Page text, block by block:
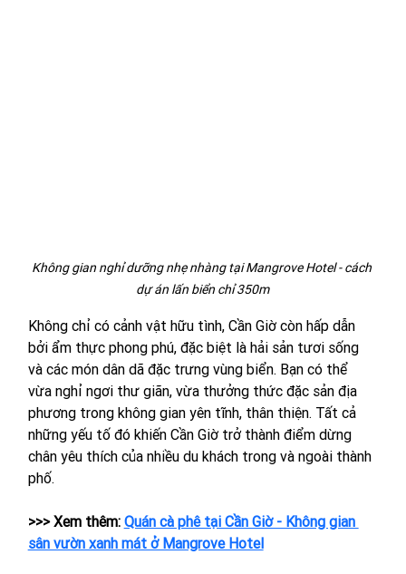
Không gian nghỉ dưỡng nhẹ nhàng tại Mangrove Hotel - cách
dự án lấn biển chỉ 350m
Không chỉ có cảnh vật hữu tình, Cần Giờ còn hấp dẫn
bởi ẩm thực phong phú, đặc biệt là hải sản tươi sống
và các món dân dã đặc trưng vùng biển. Bạn có thể
vừa nghỉ ngơi thư giãn, vừa thưởng thức đặc sản địa
phương trong không gian yên tĩnh, thân thiện. Tất cả
những yếu tố đó khiến Cần Giờ trở thành điểm dừng
chân yêu thích của nhiều du khách trong và ngoài thành
phố.
>>> Xem thêm: Quán cà phê tại Cần Giờ - Không gian
sân vườn xanh mát ở Mangrove Hotel